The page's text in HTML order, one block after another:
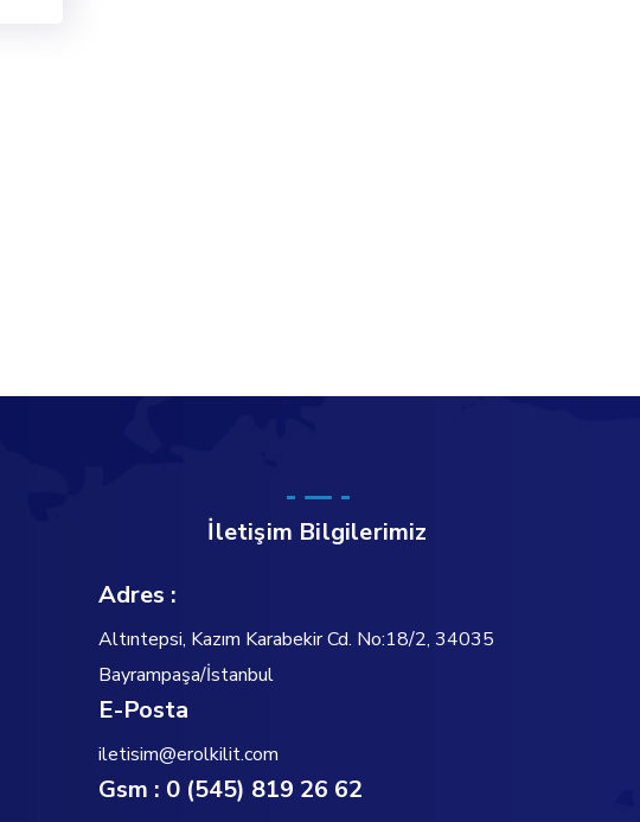
İletişim Bilgilerimiz
Adres :
Altıntepsi, Kazım Karabekir Cd. No:18/2, 34035
Bayrampaşa/İstanbul
E-Posta
iletisim@erolkilit.com
Gsm : 0 (545) 819 26 62